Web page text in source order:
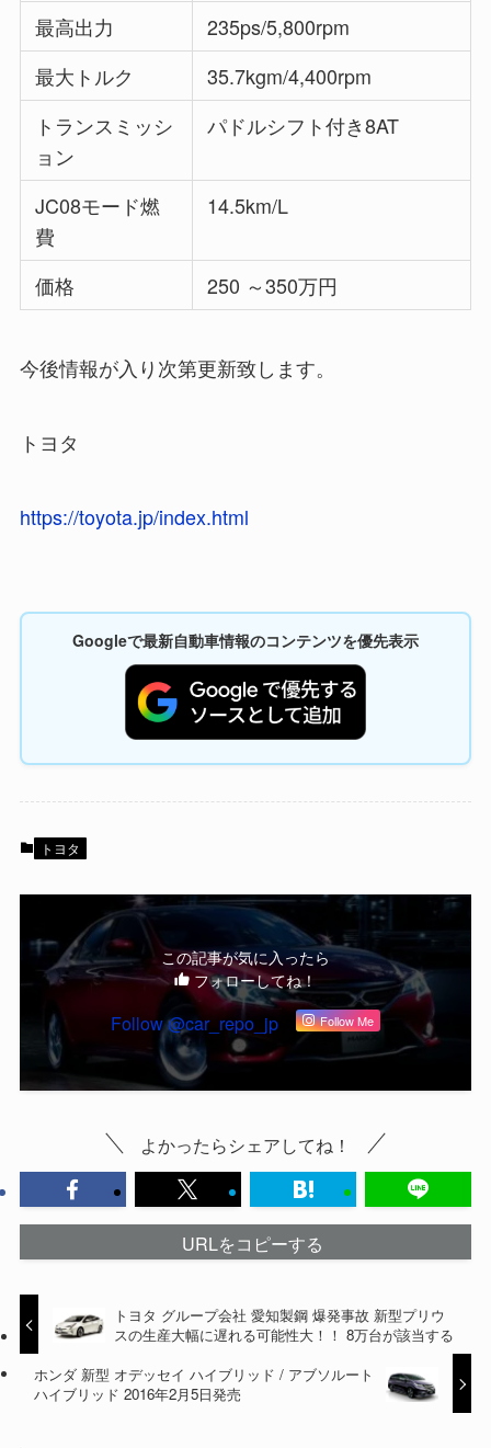
最高出力
235ps/5,800rpm
最大トルク
35.7kgm/4,400rpm
トランスミッシ
ョン
パドルシフト付き8AT
JC08モード燃
費
14.5km/L
価格 250 ～350万円
今後情報が入り次第更新致します。
トヨタ
https://toyota.jp/index.html
Googleで最新自動車情報のコンテンツを優先表示
トヨタ
この記事が気に入ったら
フォローしてね！
Follow @car_repo_jp Follow Me
よかったらシェアしてね！
URLをコピーする
トヨタ グループ会社 愛知製鋼 爆発事故 新型プリウ
スの生産大幅に遅れる可能性大！！ 8万台が該当する
ホンダ 新型 オデッセイ ハイブリッド / アブソルート
ハイブリッド 2016年2月5日発売